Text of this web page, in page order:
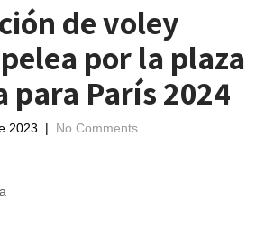
de voley
por la plaza
para París 2024
2023 | No Comments